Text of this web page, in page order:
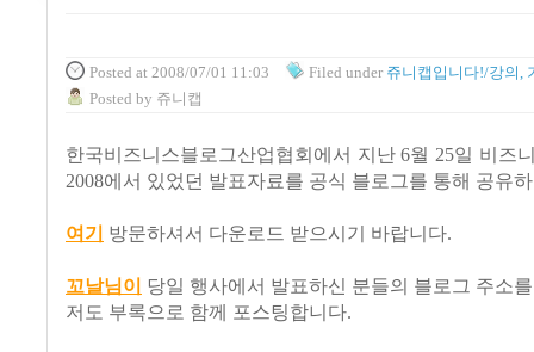
Posted at 2008/07/01 11:03 Filed under 쥬니캡입니다!/강의,
Posted by 쥬니캡
한국비즈니스블로그산업협회에서 지난 6월 25일 비즈
2008에서 있었던 발표자료를 공식 블로그를 통해 공유
여기 방문하셔서 다운로드 받으시기 바랍니다.
꼬날님이
당일 행사에서 발표하신 분들의 블로그 주소
저도 부록으로 함께 포스팅합니다.